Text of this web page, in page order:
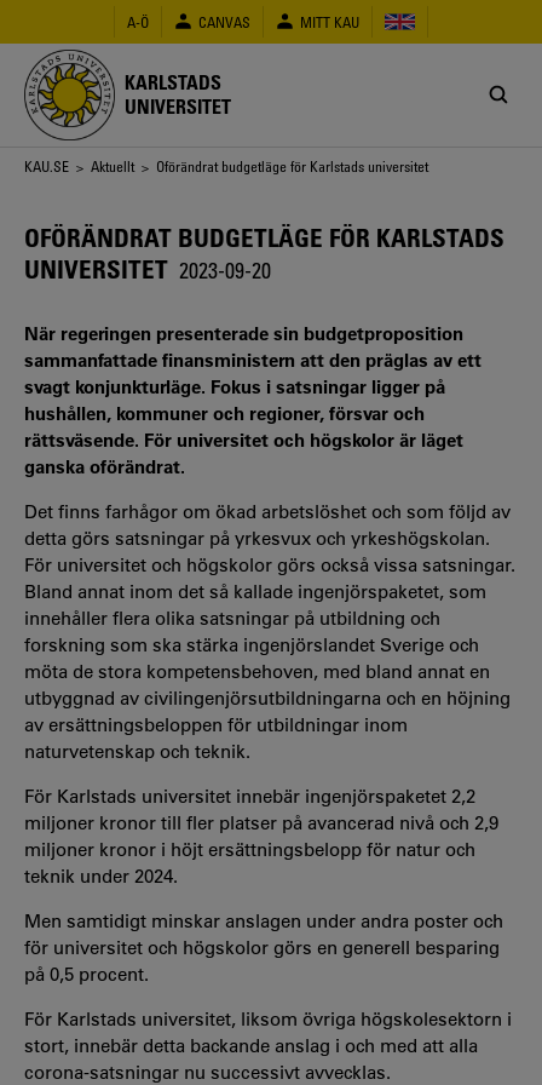
huvudinnehåll
A-Ö CANVAS MITT KAU
KARLSTADS
UNIVERSITET
Länkstig
KAU.SE > Aktuellt > Oförändrat budgetläge för Karlstads universitet
OFÖRÄNDRAT BUDGETLÄGE FÖR KARLSTADS
UNIVERSITET 2023-09-20
När regeringen presenterade sin budgetproposition
sammanfattade finansministern att den präglas av ett
svagt konjunkturläge. Fokus i satsningar ligger på
hushållen, kommuner och regioner, försvar och
rättsväsende. För universitet och högskolor är läget
ganska oförändrat.
Det finns farhågor om ökad arbetslöshet och som följd av
detta görs satsningar på yrkesvux och yrkeshögskolan.
För universitet och högskolor görs också vissa satsningar.
Bland annat inom det så kallade ingenjörspaketet, som
innehåller flera olika satsningar på utbildning och
forskning som ska stärka ingenjörslandet Sverige och
möta de stora kompetensbehoven, med bland annat en
utbyggnad av civilingenjörsutbildningarna och en höjning
av ersättningsbeloppen för utbildningar inom
naturvetenskap och teknik.
För Karlstads universitet innebär ingenjörspaketet 2,2
miljoner kronor till fler platser på avancerad nivå och 2,9
miljoner kronor i höjt ersättningsbelopp för natur och
teknik under 2024.
Men samtidigt minskar anslagen under andra poster och
för universitet och högskolor görs en generell besparing
på 0,5 procent.
För Karlstads universitet, liksom övriga högskolesektorn i
stort, innebär detta backande anslag i och med att alla
corona-satsningar nu successivt avvecklas.